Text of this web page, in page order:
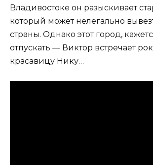
Владивостоке он разыскивает
который может нелегально
страны. Однако этот город,
отпускать — Виктор встречает
красавицу Нику…